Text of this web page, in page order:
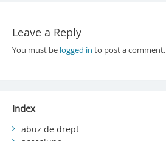
Leave a Reply
You must be logged in to post a comment.
Index
abuz de drept